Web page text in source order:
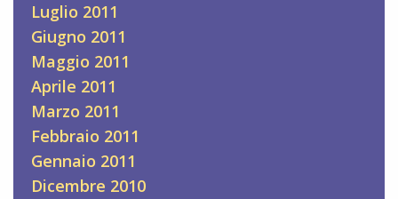
Luglio 2011
Giugno 2011
Maggio 2011
Aprile 2011
Marzo 2011
Febbraio 2011
Gennaio 2011
Dicembre 2010